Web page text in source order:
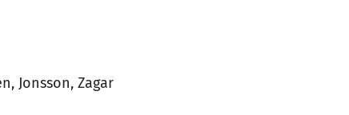
Jonsson, Zagar